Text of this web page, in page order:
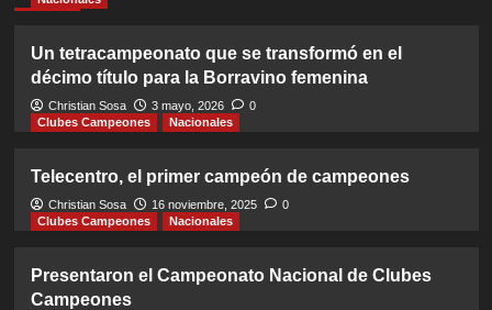
Un tetracampeonato que se transformó en el
décimo título para la Borravino femenina
Christian Sosa 3 mayo, 2026
0
Clubes Campeones
Nacionales
Telecentro, el primer campeón de campeones
Christian Sosa 16 noviembre, 2025
0
Clubes Campeones
Nacionales
Presentaron el Campeonato Nacional de Clubes
Campeones